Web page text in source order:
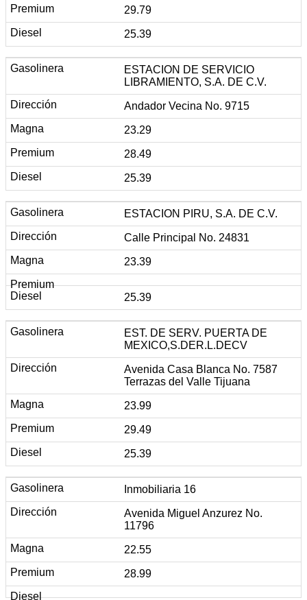
29.79
25.39
ESTACION DE SERVICIO
LIBRAMIENTO, S.A. DE C.V.
Andador Vecina No. 9715
23.29
28.49
25.39
ESTACION PIRU, S.A. DE C.V.
Calle Principal No. 24831
23.39
25.39
EST. DE SERV. PUERTA DE
MEXICO,S.DER.L.DECV
Avenida Casa Blanca No. 7587
Terrazas del Valle Tijuana
23.99
29.49
25.39
Inmobiliaria 16
Avenida Miguel Anzurez No.
11796
22.55
28.99